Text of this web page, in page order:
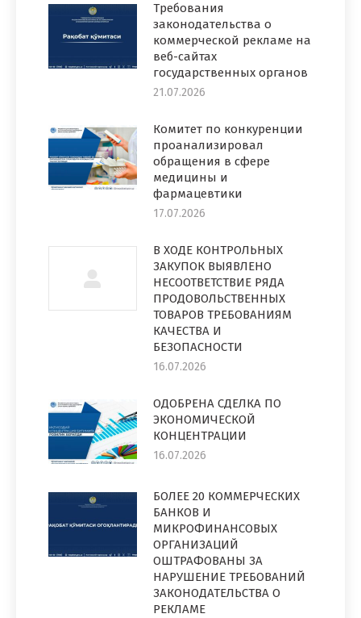
Требования
законодательства о
коммерческой рекламе на
веб-сайтах
государственных органов
21.07.2026
Комитет по конкуренции
проанализировал
обращения в сфере
медицины и
фармацевтики
17.07.2026
В ХОДЕ КОНТРОЛЬНЫХ
ЗАКУПОК ВЫЯВЛЕНО
НЕСООТВЕТСТВИЕ РЯДА
ПРОДОВОЛЬСТВЕННЫХ
ТОВАРОВ ТРЕБОВАНИЯМ
КАЧЕСТВА И
БЕЗОПАСНОСТИ
16.07.2026
ОДОБРЕНА СДЕЛКА ПО
ЭКОНОМИЧЕСКОЙ
КОНЦЕНТРАЦИИ
16.07.2026
БОЛЕЕ 20 КОММЕРЧЕСКИХ
БАНКОВ И
МИКРОФИНАНСОВЫХ
ОРГАНИЗАЦИЙ
ОШТРАФОВАНЫ ЗА
НАРУШЕНИЕ ТРЕБОВАНИЙ
ЗАКОНОДАТЕЛЬСТВА О
РЕКЛАМЕ